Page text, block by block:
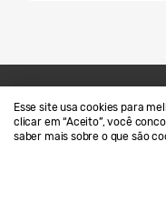
Esse site usa cookies para
clicar em “Aceito”, você
saber mais sobre o que são
Termos de